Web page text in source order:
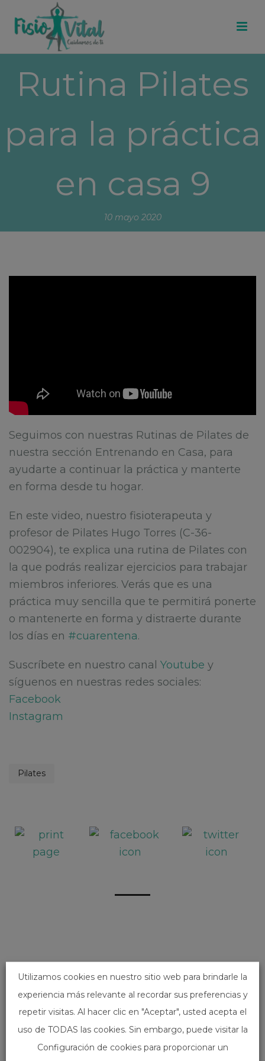
Rutina Pilates
para la práctica
en casa 9
10 mayo 2020
Seguimos con nuestras Rutinas de Pilates de
nuestra sección Entrenando en Casa, para
ayudarte a continuar la práctica y manterte
en forma desde tu hogar.
En este video, nuestro fisioterapeuta y
profesor de Pilates Hugo Torres (C-36-
002904), te explica una rutina de Pilates con
la que podrás realizar ejercicios para trabajar
miembros inferiores. Verás que es una
práctica muy sencilla que te permitirá ponerte
o mantenerte en forma y distraerte durante
los días en #cuarentena.
Suscríbete en nuestro canal Youtube y
síguenos en nuestras redes sociales:
Facebook
Instagram
Pilates
Tu cuerpo es un templo, pero solo si lo
Utilizamos cookies en nuestro sitio web para brindarle la
experiencia más relevante al recordar sus preferencias y
repetir visitas. Al hacer clic en "Aceptar", usted acepta el
uso de TODAS las cookies. Sin embargo, puede visitar la
Configuración de cookies para proporcionar un